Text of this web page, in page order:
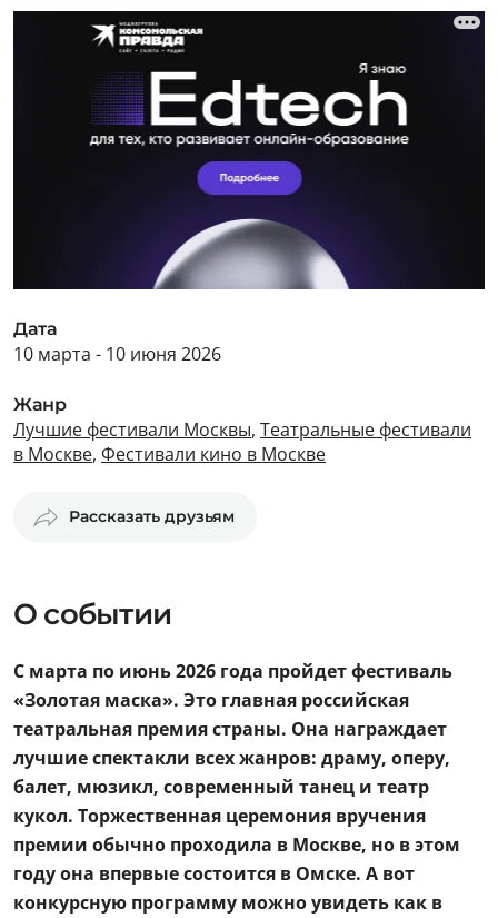
Дата
10 марта - 10 июня 2026
Жанр
Лучшие фестивали Москвы, Театральные фестивали
в Москве, Фестивали кино в Москве
Рассказать друзьям
О событии
С марта по июнь 2026 года пройдет фестиваль
«Золотая маска». Это главная российская
театральная премия страны. Она награждает
лучшие спектакли всех жанров: драму, оперу,
балет, мюзикл, современный танец и театр
кукол. Торжественная церемония вручения
премии обычно проходила в Москве, но в этом
году она впервые состоится в Омске. А вот
конкурсную программу можно увидеть как в